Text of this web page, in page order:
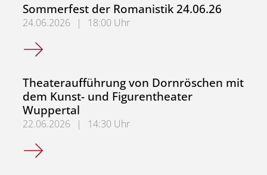
Sommerfest der Romanistik 24.06.26
24.06.2026 |
18:00 Uhr
Sommerfest der Romanistik 24.06.26
Theateraufführung von Dornröschen mit
dem Kunst- und Figurentheater
Wuppertal
22.06.2026 |
14:30 Uhr
Theateraufführung von Dornröschen mit dem Kunst-